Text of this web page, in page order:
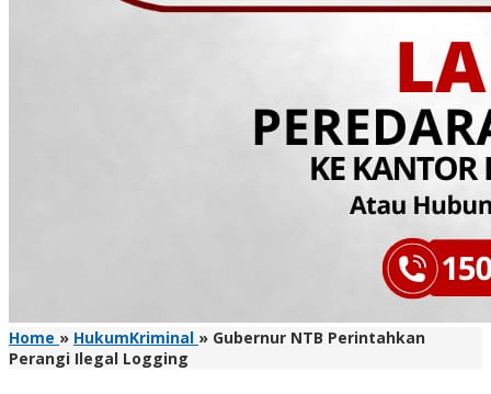
Home » HukumKriminal » Gubernur NTB Perintahkan
Perangi Ilegal Logging